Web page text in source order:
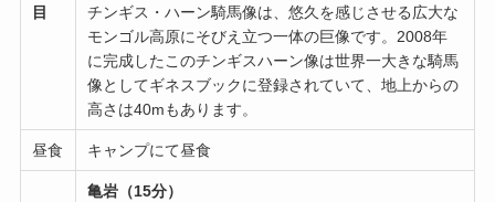
目
チンギス・ハーン騎馬像は、悠久を感じさせる広大な
モンゴル高原にそびえ立つ一体の巨像です。2008年
に完成したこのチンギスハーン像は世界一大きな騎馬
像としてギネスブックに登録されていて、地上からの
高さは40mもあります。
昼食 キャンプにて昼食
亀岩（15分）